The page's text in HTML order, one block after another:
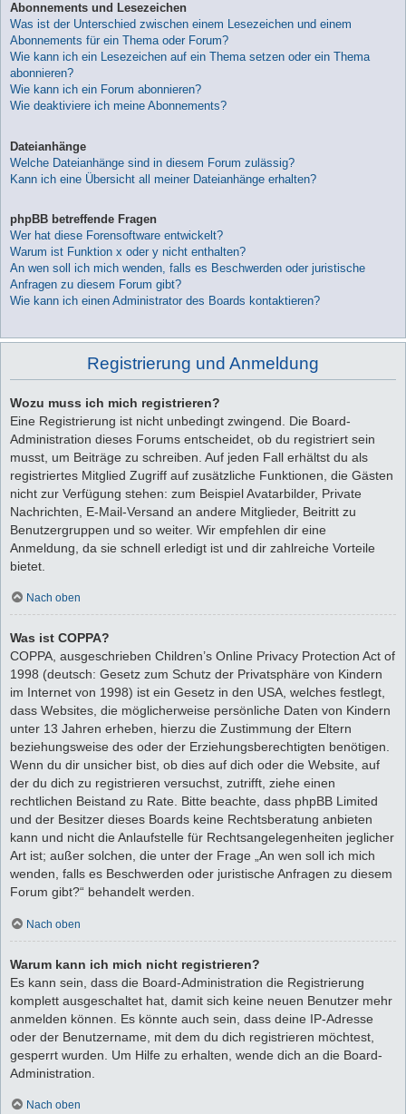
Abonnements und Lesezeichen
Was ist der Unterschied zwischen einem Lesezeichen und einem
Abonnements für ein Thema oder Forum?
Wie kann ich ein Lesezeichen auf ein Thema setzen oder ein Thema
abonnieren?
Wie kann ich ein Forum abonnieren?
Wie deaktiviere ich meine Abonnements?
Dateianhänge
Welche Dateianhänge sind in diesem Forum zulässig?
Kann ich eine Übersicht all meiner Dateianhänge erhalten?
phpBB betreffende Fragen
Wer hat diese Forensoftware entwickelt?
Warum ist Funktion x oder y nicht enthalten?
An wen soll ich mich wenden, falls es Beschwerden oder juristische
Anfragen zu diesem Forum gibt?
Wie kann ich einen Administrator des Boards kontaktieren?
Registrierung und Anmeldung
Wozu muss ich mich registrieren?
Eine Registrierung ist nicht unbedingt zwingend. Die Board-
Administration dieses Forums entscheidet, ob du registriert sein
musst, um Beiträge zu schreiben. Auf jeden Fall erhältst du als
registriertes Mitglied Zugriff auf zusätzliche Funktionen, die Gästen
nicht zur Verfügung stehen: zum Beispiel Avatarbilder, Private
Nachrichten, E-Mail-Versand an andere Mitglieder, Beitritt zu
Benutzergruppen und so weiter. Wir empfehlen dir eine
Anmeldung, da sie schnell erledigt ist und dir zahlreiche Vorteile
bietet.
Nach oben
Was ist COPPA?
COPPA, ausgeschrieben Children’s Online Privacy Protection Act of
1998 (deutsch: Gesetz zum Schutz der Privatsphäre von Kindern
im Internet von 1998) ist ein Gesetz in den USA, welches festlegt,
dass Websites, die möglicherweise persönliche Daten von Kindern
unter 13 Jahren erheben, hierzu die Zustimmung der Eltern
beziehungsweise des oder der Erziehungsberechtigten benötigen.
Wenn du dir unsicher bist, ob dies auf dich oder die Website, auf
der du dich zu registrieren versuchst, zutrifft, ziehe einen
rechtlichen Beistand zu Rate. Bitte beachte, dass phpBB Limited
und der Besitzer dieses Boards keine Rechtsberatung anbieten
kann und nicht die Anlaufstelle für Rechtsangelegenheiten jeglicher
Art ist; außer solchen, die unter der Frage „An wen soll ich mich
wenden, falls es Beschwerden oder juristische Anfragen zu diesem
Forum gibt?“ behandelt werden.
Nach oben
Warum kann ich mich nicht registrieren?
Es kann sein, dass die Board-Administration die Registrierung
komplett ausgeschaltet hat, damit sich keine neuen Benutzer mehr
anmelden können. Es könnte auch sein, dass deine IP-Adresse
oder der Benutzername, mit dem du dich registrieren möchtest,
gesperrt wurden. Um Hilfe zu erhalten, wende dich an die Board-
Administration.
Nach oben